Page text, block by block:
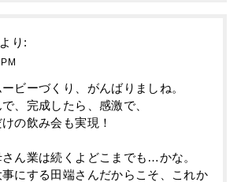
より:
ビーづくり、がんばりましね。
、完成したら、感激で、
の飲み会も実現！
ん業は続くよどこまでも…かな。
にする田端さんだからこそ、これか